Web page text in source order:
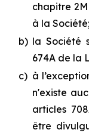
chapitre
à la
b) la Société
674A de la
c) à
n'existe
articles
être